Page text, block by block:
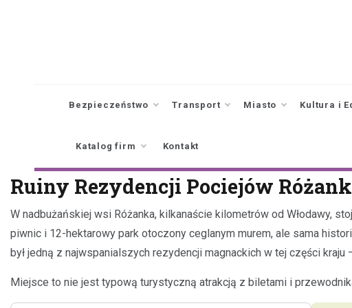
Bezpieczeństwo Transport Miasto Kultura i
Katalog firm Kontakt
Ruiny Rezydencji Pociejów
W nadbużańskiej wsi Różanka, kilkanaście kilometrów od Włodawy,
piwnic i 12-hektarowy park otoczony ceglanym murem, ale sama
był jedną z najwspanialszych rezydencji magnackich w tej części
Miejsce to nie jest typową turystyczną atrakcją z biletami i